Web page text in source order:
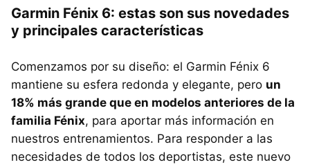
Garmin Fénix 6: estas son sus novedades
y principales características
Comenzamos por su diseño: el Garmin Fénix 6
mantiene su esfera redonda y elegante, pero un
18% más grande que en modelos anteriores de la
familia Fénix, para aportar más información en
nuestros entrenamientos. Para responder a las
necesidades de todos los deportistas, este nuevo